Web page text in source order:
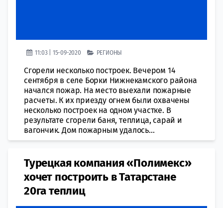
11:03 | 15-09-2020 РЕГИОНЫ
Сгорели несколько построек. Вечером 14
сентября в селе Борки Нижнекамского района
начался пожар. На место выехали пожарные
расчеты. К их приезду огнем были охвачены
несколько построек на одном участке. В
результате сгорели баня, теплица, сарай и
вагончик. Дом пожарным удалось...
Турецкая компания «Полимекс»
хочет построить в Татарстане
20га теплиц